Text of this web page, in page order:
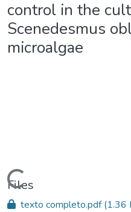
control in the
Scenedesmus
microalgae
Files
texto completo.pdf(1.36